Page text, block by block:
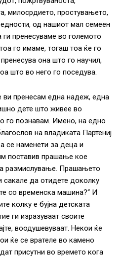
милосрдието, простувањето,
од нашиот мал семеен
ги пренесуваме во големото
го имаме, тогаш тоа ќе го
она што го научил,
што во него го поседува.
пренесам една надеж, една
дете што живее во
го познавам. Имено, на едно
на владиката Партениј
се наменети за деца и
поставив прашање кое
размислување. Прашањето
сакале да отидете доколку
со временска машина?“ И
колку е бујна детската
ги изразуваат своите
воодушевуваат. Некои ќе
ќе се врателе во камено
присутни во времето кога